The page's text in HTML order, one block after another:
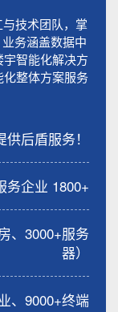
技术团队，掌
务涵盖数据中
智能化解决方
整体方案服务
后盾服务！
务企业 1800+
、3000+服务
器）
、9000+终端